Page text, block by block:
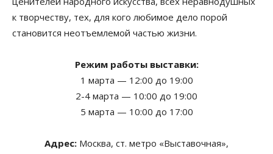
к творчеству, тех, для кого любимое дело порой
становится неотъемлемой частью жизни.
Режим работы выставки:
1 марта — 12:00 до 19:00
2-4 марта — 10:00 до 19:00
5 марта — 10:00 до 17:00
Адрес: Москва, cт. метро «Выставочная»,